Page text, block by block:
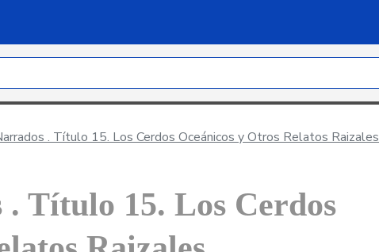
. Título 15. Los Cerdos Oceánicos y Otros Relatos Raizales
Título 15. Los Cerdos